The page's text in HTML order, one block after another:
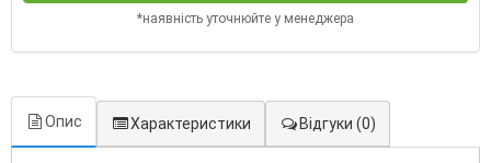
*наявність уточнюйте у менеджера
Опис Характеристики Відгуки (0)